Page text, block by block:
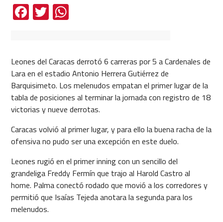
Facebook
TwitterWhatsApp
Leones del Caracas derrotó 6 carreras por 5 a Cardenales de
Lara en el estadio Antonio Herrera Gutiérrez de
Barquisimeto. Los melenudos empatan el primer lugar de la
tabla de posiciones al terminar la jornada con registro de 18
victorias y nueve derrotas.
Caracas volvió al primer lugar, y para ello la buena racha de la
ofensiva no pudo ser una excepción en este duelo.
Leones rugió en el primer inning con un sencillo del
grandeliga Freddy Fermín que trajo al Harold Castro al
home. Palma conectó rodado que movió a los corredores y
permitió que Isaías Tejeda anotara la segunda para los
melenudos.